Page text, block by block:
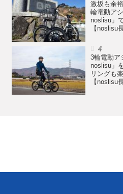
激坂も余
輪電動ア
noslisu」
【noslisu
3輪電動ア
noslisu」
リングも
【noslisu